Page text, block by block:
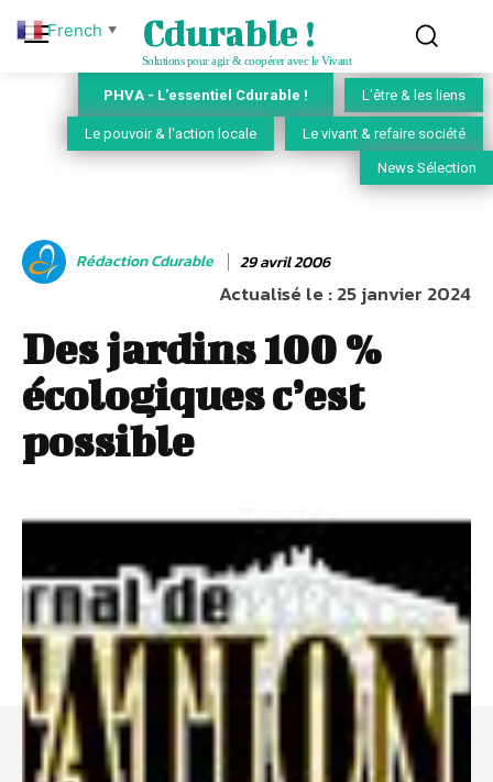
Cdurable !
Solutions pour agir & coopérer avec le Vivant
PHVA - L'essentiel Cdurable ! L'être & les liens
Le pouvoir & l'action locale Le vivant & refaire société
News Sélection
Rédaction Cdurable 29 avril 2006
Actualisé le :25 janvier 2024
Des jardins 100 %
écologiques c’est
possible
French ▼